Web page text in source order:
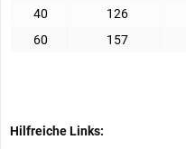
40
126
60
157
Hilfreiche Links: